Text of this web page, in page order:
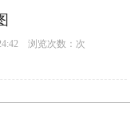
浏览次数： 次